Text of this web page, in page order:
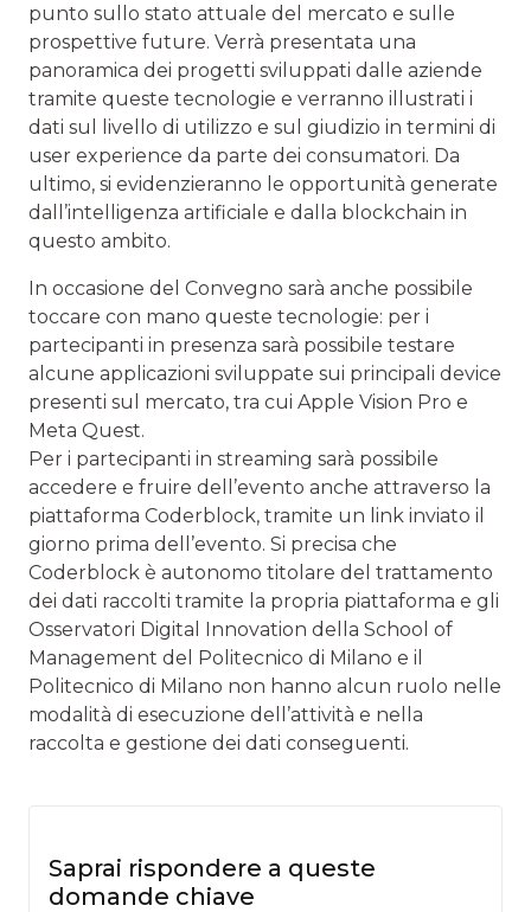
punto sullo stato attuale del mercato e sulle
prospettive future. Verrà presentata una
panoramica dei progetti sviluppati dalle aziende
tramite queste tecnologie e verranno illustrati i
dati sul livello di utilizzo e sul giudizio in termini di
user experience da parte dei consumatori. Da
ultimo, si evidenzieranno le opportunità generate
dall’intelligenza artificiale e dalla blockchain in
questo ambito.
In occasione del Convegno sarà anche possibile
toccare con mano queste tecnologie: per i
partecipanti in presenza sarà possibile testare
alcune applicazioni sviluppate sui principali device
presenti sul mercato, tra cui Apple Vision Pro e
Meta Quest.
Per i partecipanti in streaming sarà possibile
accedere e fruire dell’evento anche attraverso la
piattaforma Coderblock, tramite un link inviato il
giorno prima dell’evento. Si precisa che
Coderblock è autonomo titolare del trattamento
dei dati raccolti tramite la propria piattaforma e gli
Osservatori Digital Innovation della School of
Management del Politecnico di Milano e il
Politecnico di Milano non hanno alcun ruolo nelle
modalità di esecuzione dell’attività e nella
raccolta e gestione dei dati conseguenti.
Saprai rispondere a queste
domande chiave